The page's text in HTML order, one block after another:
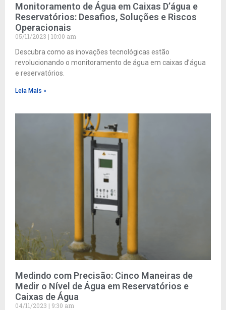
Monitoramento de Água em Caixas D’água e
Reservatórios: Desafios, Soluções e Riscos
Operacionais
05/11/2023
10:00 am
Descubra como as inovações tecnológicas estão
revolucionando o monitoramento de água em caixas d’água
e reservatórios.
Leia Mais »
Medindo com Precisão: Cinco Maneiras de
Medir o Nível de Água em Reservatórios e
Caixas de Água
04/11/2023
9:30 am